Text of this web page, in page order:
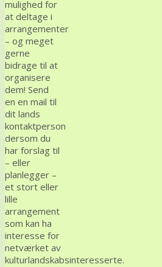
mulighed for
at deltage i
arrangementer
– og meget
gerne
bidrage til at
organisere
dem! Send
en en mail til
dit lands
kontaktperson
dersom du
har forslag til
– eller
planlegger –
et stort eller
lille
arrangement
som kan ha
interesse for
netværket av
kulturlandskabsinteresserte.